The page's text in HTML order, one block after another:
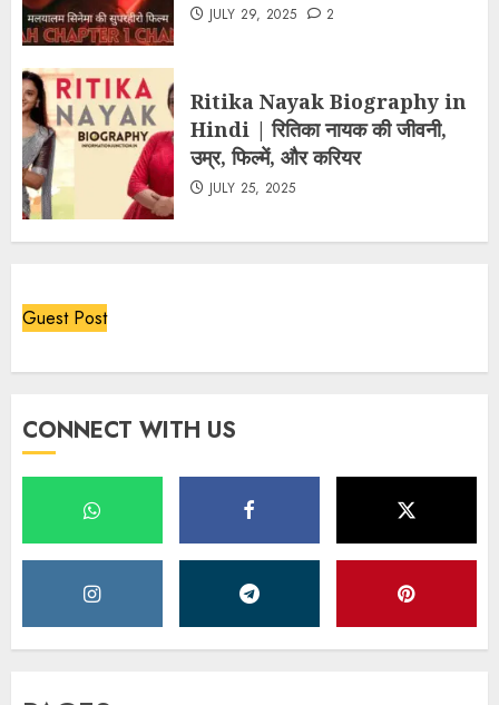
JULY 29, 2025 2
Ritika Nayak Biography in
Hindi | रितिका नायक की जीवनी,
उम्र, फिल्में, और करियर
JULY 25, 2025
Guest Post
CONNECT WITH US